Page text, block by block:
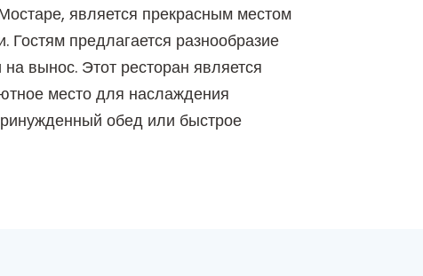
является прекрасным местом
предлагается разнообразие
вынос. Этот ресторан является
место для наслаждения
обед или быстрое